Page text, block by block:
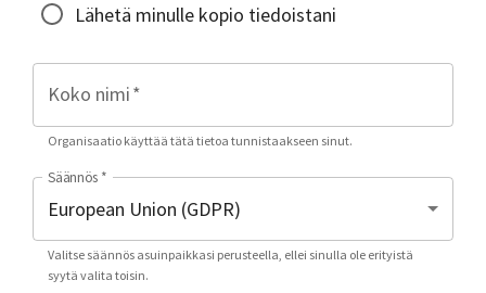
Lähetä minulle kopio tiedoistani
Koko nimi*
Organisaatio käyttää tätä tietoa tunnistaakseen sinut.
Säännös *
Valitse säännös asuinpaikkasi perusteella, ellei sinulla ole erityistä
syytä valita toisin.